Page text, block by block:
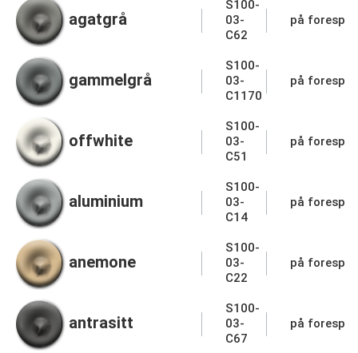
agatgrå
S100-
03-
C62
på
gammelgrå
S100-
03-
C1170
på
offwhite
S100-
03-
C51
på
aluminium
S100-
03-
C14
på
anemone
S100-
03-
C22
på
antrasitt
S100-
03-
C67
på